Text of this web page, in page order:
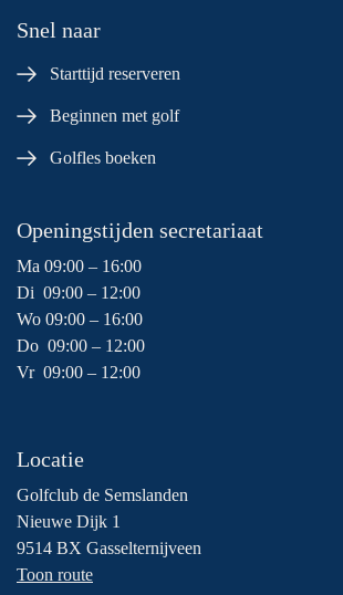
Snel naar
Starttijd reserveren
Beginnen met golf
Golfles boeken
Openingstijden secretariaat
Ma 09:00 – 16:00
Di 09:00 – 12:00
Wo 09:00 – 16:00
Do 09:00 – 12:00
Vr 09:00 – 12:00
Locatie
Golfclub de Semslanden
Nieuwe Dijk 1
9514 BX Gasselternijveen
Toon route